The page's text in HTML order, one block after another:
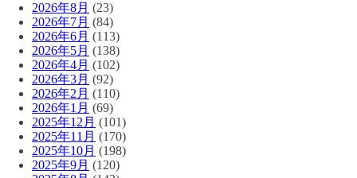
2026年8月 (23)
2026年7月 (84)
2026年6月 (113)
2026年5月 (138)
2026年4月 (102)
2026年3月 (92)
2026年2月 (110)
2026年1月 (69)
2025年12月 (101)
2025年11月 (170)
2025年10月 (198)
2025年9月 (120)